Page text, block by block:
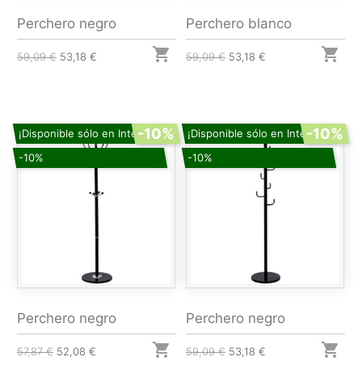
Perchero negro
59,09 € 53,18 € 
Perchero blanco
59,09 € 53,18 € 
¡Disponible sólo en Internet!
-10%
-10%
Perchero negro
57,87 € 52,08 € 
¡Disponible sólo en Internet!
-10%
-10%
Perchero negro
59,09 € 53,18 € 